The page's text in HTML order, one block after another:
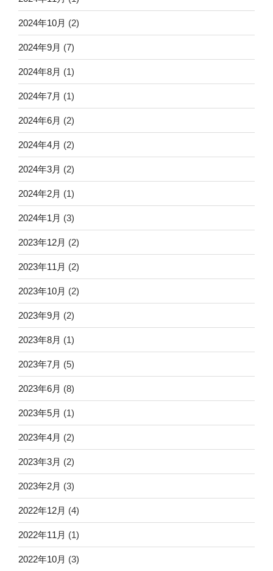
2024年10月 (2)
2024年9月 (7)
2024年8月 (1)
2024年7月 (1)
2024年6月 (2)
2024年4月 (2)
2024年3月 (2)
2024年2月 (1)
2024年1月 (3)
2023年12月 (2)
2023年11月 (2)
2023年10月 (2)
2023年9月 (2)
2023年8月 (1)
2023年7月 (5)
2023年6月 (8)
2023年5月 (1)
2023年4月 (2)
2023年3月 (2)
2023年2月 (3)
2022年12月 (4)
2022年11月 (1)
2022年10月 (3)